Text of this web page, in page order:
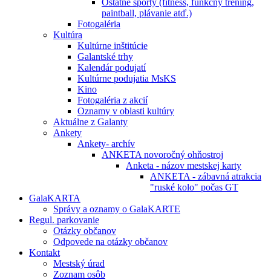
Ostatné športy (fitness, funkčný tréning,
paintball, plávanie atď.)
Fotogaléria
Kultúra
Kultúrne inštitúcie
Galantské trhy
Kalendár podujatí
Kultúrne podujatia MsKS
Kino
Fotogaléria z akcií
Oznamy v oblasti kultúry
Aktuálne z Galanty
Ankety
Ankety- archív
ANKETA novoročný ohňostroj
Anketa - názov mestskej karty
ANKETA - zábavná atrakcia
"ruské kolo" počas GT
GalaKARTA
Správy a oznamy o GalaKARTE
Regul. parkovanie
Otázky občanov
Odpovede na otázky občanov
Kontakt
Mestský úrad
Zoznam osôb